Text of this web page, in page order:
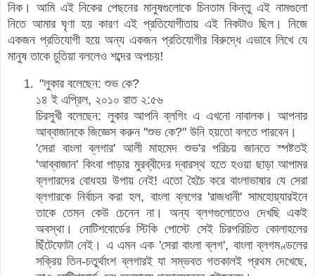
নিক। আমি এই নিকের পেছনের মানুষগুলোকে চিনতাম কিন্তু এই নামগুলো
নিতে আমার ঘৃণা হয় কারণ এই প্রতিযোগীতায় এই নিকটাও ছিল। নিজে
একজন প্রতিযোগী হয়ে অন্য একজন প্রতিযোগীর বিরুদ্ধে এভাবে লিখে যে
মানুষ তাকে চুতিয়া বললেও শব্দের অপচয়!
"লুকার বলেছেন: শুভ কে?
১৪ ই এপ্রিল, ২০১০ রাত ২:৫৬
চিরসুখী বলেছেন: লুকার আপনি ব্লগিং এ এখনো নাবালক। আপনার
আব্বাজানকে জিজ্ঞেস করুন ''শুভ কে?" উনি হয়তো বলতে পারবেন।
'সেরা বাংলা ব্লগার' আলী মাহমেদ শুভ'র পরিচয় জানতে স্পষ্টতই
'আব্বাজান' কিংবা পাড়ার মুরব্বীদের দ্বারস্থ হতে হওয়া ছাড়া আপামর
ব্লগারদের বোধহয় উপায় নেই! এতো হৈচৈ করে বাংলাভাষার যে সেরা
ব্লগারকে নির্বাচন করা হল, বাংলা ব্লগের 'রাজধানী' সামহোয়্যারইনে
তাকে তেমন কেউ চেনেন না। অন্য ব্লগগুলোতেও দেখছি একই
অবস্থা। নোটিশবোর্ডের স্টিকি পোস্টে সেই চিরপরিচিত কোলাহলের
ছিঁটেফোটা নেই। এ এমন এক 'সেরা বাংলা ব্লগ', বাংলা ব্লগমণ্ডলের
সক্রিয় তিন-চতুর্থাংশ ব্লগারই যা সম্ভবত গতকালই প্রথম দেখেছে,